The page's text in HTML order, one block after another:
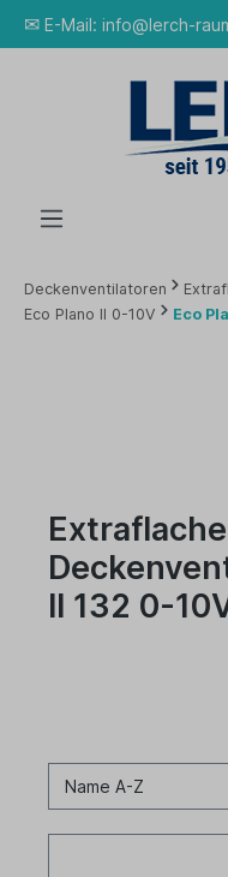
✉ E-Mail: info@lerch-
Deckenventilatoren
Eco Plano II 0-10V
Eco
II 132 0-